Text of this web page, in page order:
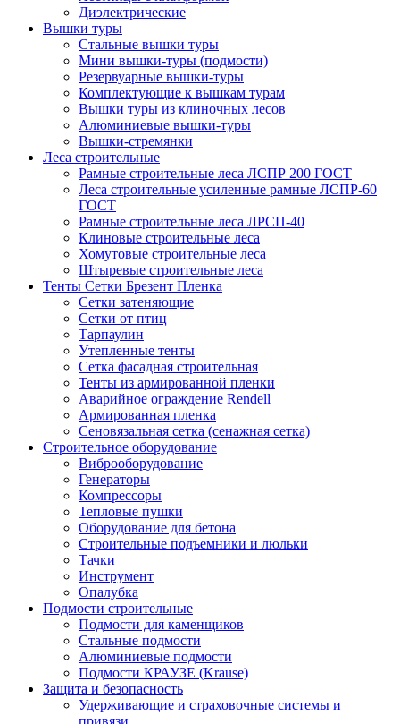
Диэлектрические
Вышки туры
Стальные вышки туры
Мини вышки-туры (подмости)
Резервуарные вышки-туры
Комплектующие к вышкам турам
Вышки туры из клиночных лесов
Алюминиевые вышки-туры
Вышки-стремянки
Леса строительные
Рамные строительные леса ЛСПР 200 ГОСТ
Леса строительные усиленные рамные ЛСПР-60
ГОСТ
Рамные строительные леса ЛРСП-40
Клиновые строительные леса
Хомутовые строительные леса
Штыревые строительные леса
Тенты Сетки Брезент Пленка
Сетки затеняющие
Сетки от птиц
Тарпаулин
Утепленные тенты
Сетка фасадная строительная
Тенты из армированной пленки
Аварийное ограждение Rendell
Армированная пленка
Сеновязальная сетка (сенажная сетка)
Строительное оборудование
Виброоборудование
Генераторы
Компрессоры
Тепловые пушки
Оборудование для бетона
Строительные подъемники и люльки
Тачки
Инструмент
Опалубка
Подмости строительные
Подмости для каменщиков
Стальные подмости
Алюминиевые подмости
Подмости КРАУЗЕ (Krause)
Защита и безопасность
Удерживающие и страховочные системы и
привязи